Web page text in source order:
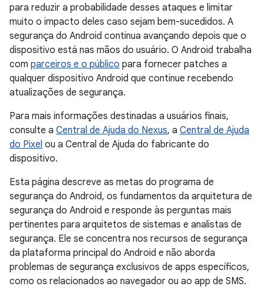
para reduzir a probabilidade desses ataques e limitar
muito o impacto deles caso sejam bem-sucedidos. A
segurança do Android continua avançando depois que o
dispositivo está nas mãos do usuário. O Android trabalha
com parceiros e o público para fornecer patches a
qualquer dispositivo Android que continue recebendo
atualizações de segurança.
Para mais informações destinadas a usuários finais,
consulte a Central de Ajuda do Nexus, a Central de Ajuda
do Pixel ou a Central de Ajuda do fabricante do
dispositivo.
Esta página descreve as metas do programa de
segurança do Android, os fundamentos da arquitetura de
segurança do Android e responde às perguntas mais
pertinentes para arquitetos de sistemas e analistas de
segurança. Ele se concentra nos recursos de segurança
da plataforma principal do Android e não aborda
problemas de segurança exclusivos de apps específicos,
como os relacionados ao navegador ou ao app de SMS.